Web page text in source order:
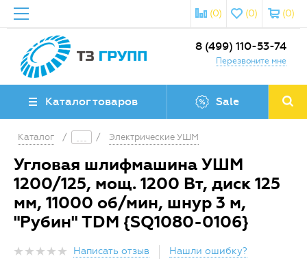
(0)
(0)
(0)
8 (499) 110-53-74
Перезвоните мне
Каталог товаров Sale
Каталог / / Электрические УШМ
Угловая шлифмашина УШМ
1200/125, мощ. 1200 Вт, диск 125
мм, 11000 об/мин, шнур 3 м,
"Рубин" TDM {SQ1080-0106}
Написать отзыв
Нашли ошибку?